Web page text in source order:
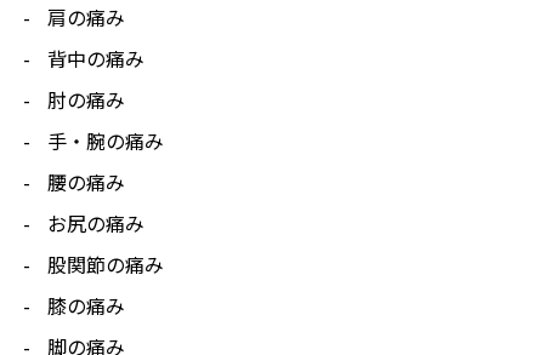
肩の痛み
背中の痛み
肘の痛み
手・腕の痛み
腰の痛み
お尻の痛み
股関節の痛み
膝の痛み
脚の痛み